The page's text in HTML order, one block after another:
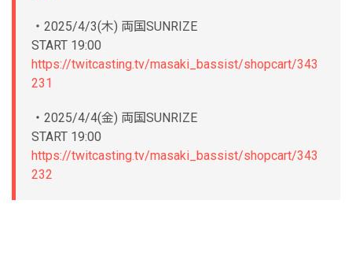
・2025/4/3(木) 両国SUNRIZE
START 19:00
https://twitcasting.tv/masaki_bassist/shopcart/343
231
・2025/4/4(金) 両国SUNRIZE
START 19:00
https://twitcasting.tv/masaki_bassist/shopcart/343
232